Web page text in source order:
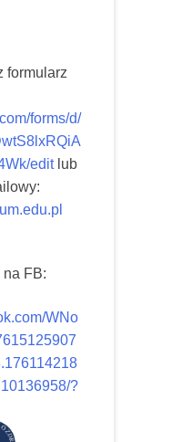
formularz
forms/d/
editlub
na FB:
WNo
?